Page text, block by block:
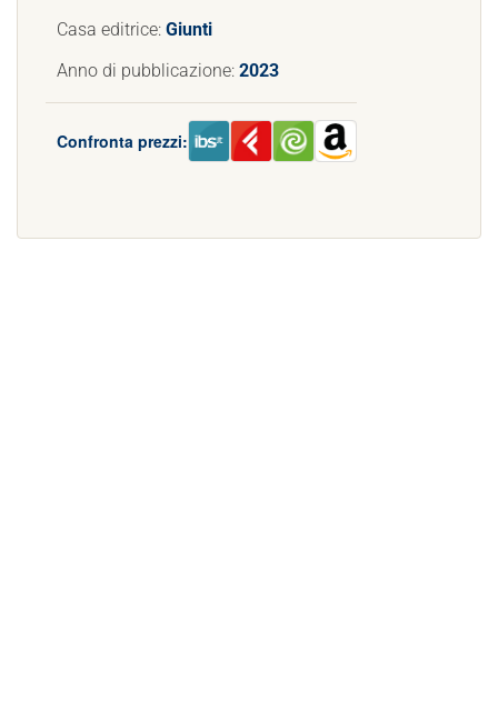
Casa editrice: Giunti
Anno di pubblicazione: 2023
Confronta prezzi: